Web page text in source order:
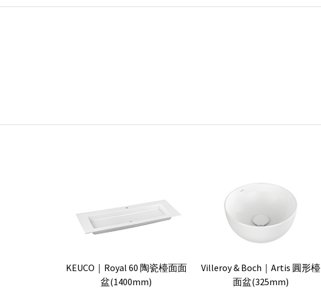
KEUCO｜Royal 60 陶瓷檯面面
盆(1400mm)
Villeroy & Boch｜Artis 圓形檯
面盆(325mm)